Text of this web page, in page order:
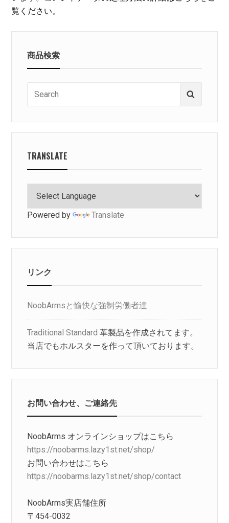
覧ください。
商品検索
TRANSLATE
Powered by Translate
リンク
NoobArmsと愉快な強制労働者達
Traditional Standard 革製品を作成されてます。
当店でもホルスターを作って頂いております。
お問い合わせ、ご連絡先
NoobArms オンラインショップはこちら
https://noobarms.lazy1st.net/shop/
お問い合わせはこちら
https://noobarms.lazy1st.net/shop/contact
NoobArms実店舗住所
〒454-0032